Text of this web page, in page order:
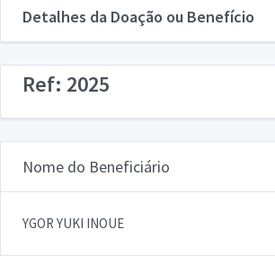
Detalhes da Doação ou Benefício
Ref: 2025
Nome do Beneficiário
YGOR YUKI INOUE